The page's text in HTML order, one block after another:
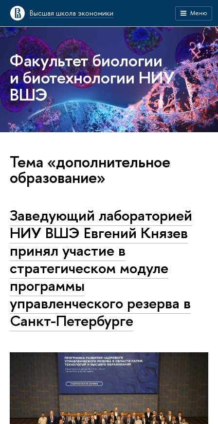
Высшая школа экономики Меню
Факультет биологии
и биотехнологии НИУ
ВШЭ
Тема «дополнительное
образование»
Заведующий лабораторией
НИУ ВШЭ Евгений Князев
принял участие в
стратегическом модуле
программы
управленческого резерва в
Санкт-Петербурге